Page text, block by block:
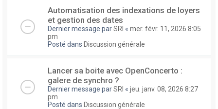
Automatisation des indexations de loyers
et gestion des dates
Dernier message parSRI « mer. févr. 11, 2026 8:05
pm
Posté dans Discussion générale
Lancer sa boite avec OpenConcerto :
galere de synchro ?
Dernier message parSRI « jeu. janv. 08, 2026 8:27
pm
Posté dans Discussion générale